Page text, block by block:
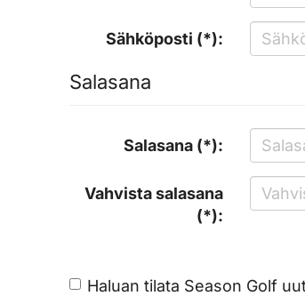
Sähköposti (*):
Salasana
Salasana (*):
Vahvista salasana
(*):
Haluan tilata Season Golf